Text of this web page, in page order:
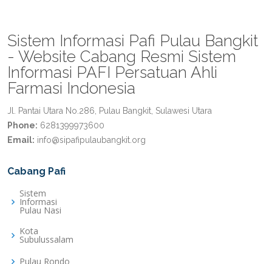
Sistem Informasi Pafi Pulau Bangkit
- Website Cabang Resmi Sistem
Informasi PAFI Persatuan Ahli
Farmasi Indonesia
Jl. Pantai Utara No.286, Pulau Bangkit, Sulawesi Utara
Phone: 6281399973600
Email: info@sipafipulaubangkit.org
Cabang Pafi
Sistem
Informasi
Pulau Nasi
Kota
Subulussalam
Pulau Rondo